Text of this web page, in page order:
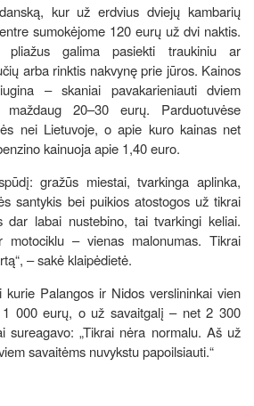
kur už erdvius dviejų kambarių
sumokėjome 120 eurų už dvi naktis.
galima pasiekti traukiniu ar
arba rinktis nakvynę prie jūros. Kainos
– skaniai pavakarieniauti dviem
20–30 eurų. Parduotuvėse
nei Lietuvoje, o apie kuro kainas net
kainuoja apie 1,40 euro.
gražūs miestai, tvarkinga aplinka,
santykis bei puikios atostogos už tikrai
dar labai nustebino, tai tvarkingi keliai.
motociklu – vienas malonumas. Tikrai
– sakė klaipėdietė.
kurie Palangos ir Nidos verslininkai vien
000 eurų, o už savaitgalį – net 2 300
sureagavo: „Tikrai nėra normalu. Aš už
savaitėms nuvykstu papoilsiauti.“